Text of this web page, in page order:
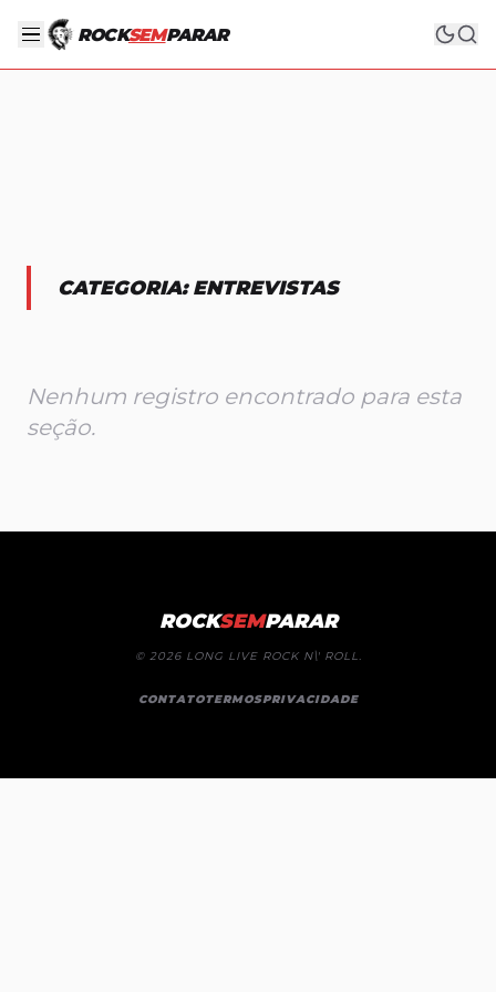
ROCKSEMPARAR
CATEGORIA:ENTREVISTAS
Nenhum registro encontrado para esta
seção.
ROCKSEMPARAR
© 2026 LONG LIVE ROCK N\' ROLL.
CONTATOTERMOSPRIVACIDADE